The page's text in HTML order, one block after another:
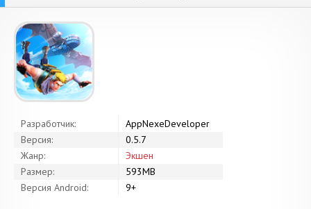
Разработчик:
AppNexeDeveloper
Версия:
0.5.7
Жанр:
Экшен
Размер:
593MB
Версия Android:
9+